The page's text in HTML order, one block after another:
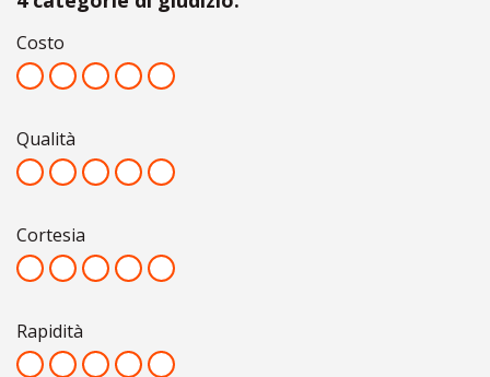
Costo
Qualità
Cortesia
Rapidità